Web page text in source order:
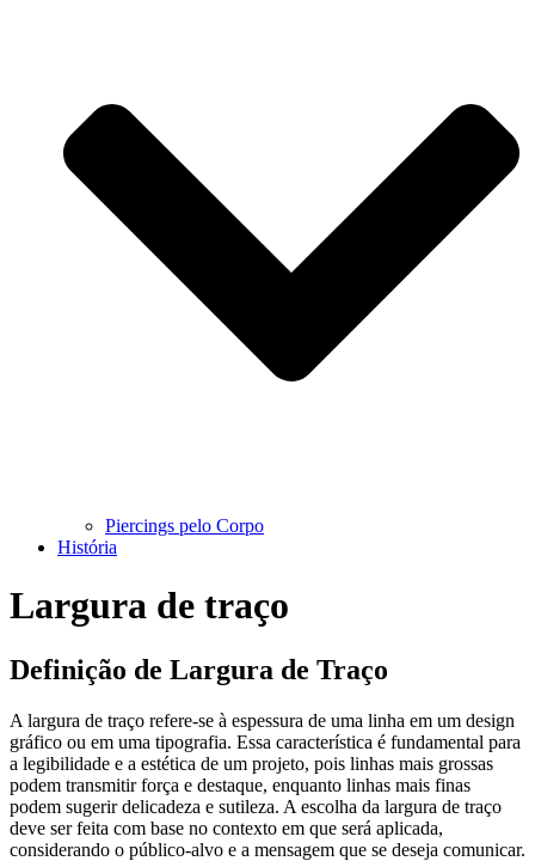
Piercings pelo Corpo
História
Largura de traço
Definição de Largura de Traço
A largura de traço refere-se à espessura de uma linha em um design
gráfico ou em uma tipografia. Essa característica é fundamental para
a legibilidade e a estética de um projeto, pois linhas mais grossas
podem transmitir força e destaque, enquanto linhas mais finas
podem sugerir delicadeza e sutileza. A escolha da largura de traço
deve ser feita com base no contexto em que será aplicada,
considerando o público-alvo e a mensagem que se deseja comunicar.